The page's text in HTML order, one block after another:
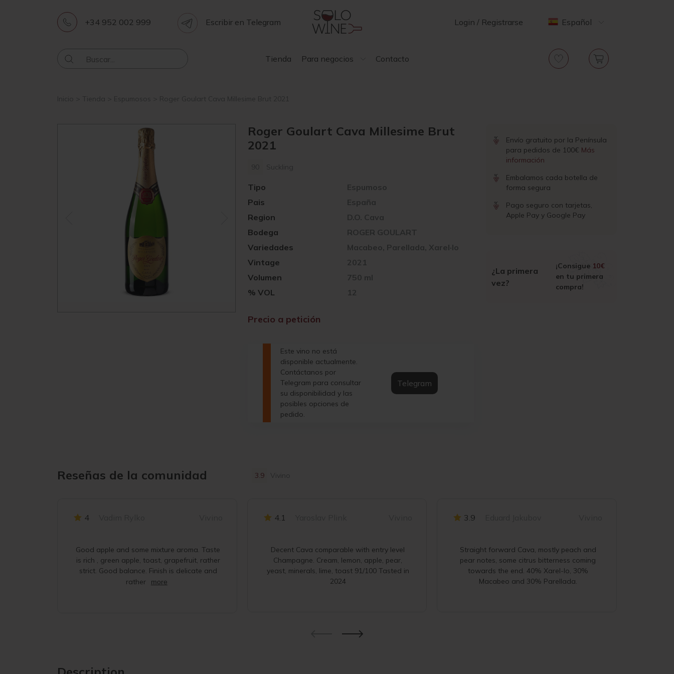
+34 952 002 999 Escribir en Telegram Login / Registrarse Español
Tienda Para negocios Contacto
Inicio Tienda Espumosos Roger Goulart Cava Millesime Brut 2021
Roger Goulart Cava Millesime Brut
2021
Suckling
Pais España
Vintage 2021
Region D.O. Cava
Volumen 750 ml
Bodega ROGER GOULART
% VOL 12
Variedades Macabeo, Parellada, Xarel·lo
Tipo Espumoso
Precio a petición
Este vino no está
disponible actualmente.
Contáctanos por
Telegram para consultar
su disponibilidad y las
posibles opciones de
pedido.
Telegram
Envío gratuito por la Península
para pedidos de 100€ Más
información
Embalamos cada botella de
forma segura
Pago seguro con tarjetas,
Apple Pay y Google Pay
¿La primera
vez?
¡Consigue 10€
en tu primera
compra!
Reseñas de la comunidad 3.9 Vivino
4
Good apple and some mixture aroma. Taste
is rich , green apple, toast, grapefruit, rather
strict. Good balance. Finish is delicate and
rather
more
4.1
Decent Cava comparable with entry level
Champagne. Cream, lemon, apple, pear,
yeast, minerals, lime, toast 91/100 Tasted in
2024
3.9
Straight forward Cava, mostly peach and
pear notes, some citrus bitterness coming
towards the end. 40% Xarel-lo, 30%
Macabeo and 30% Parellada.